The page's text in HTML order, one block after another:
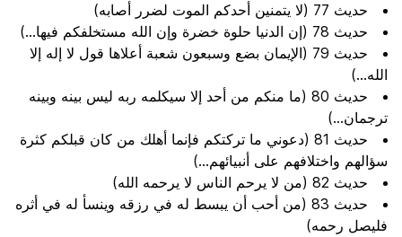
حديث 77 (لا يتمنين أحدكم الموت لضرر أصابه)
حديث 78 (إن الدنيا حلوة خضرة وإن الله مستخلفكم فيها...)
حديث 79 (الإيمان بضع وسبعون شعبة أعلاها قول لا إله إلا
الله...)
حديث 80 (ما منكم من أحد إلا سيكلمه ربه ليس بينه وبينه
ترجمان...)
حديث 81 (دعوني ما تركتكم فإنما أهلك من كان قبلكم كثرة
سؤالهم واختلافهم على أنبيائهم...)
حديث 82 (من لا يرحم الناس لا يرحمه الله)
حديث 83 (من أحب أن يبسط له في رزقه وينسأ له في أثره
فليصل رحمه)